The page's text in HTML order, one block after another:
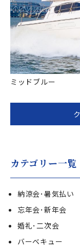
ミッドブルー
カテゴリー一覧
納涼会･暑気払い
忘年会･新年会
婚礼･二次会
バーベキュー